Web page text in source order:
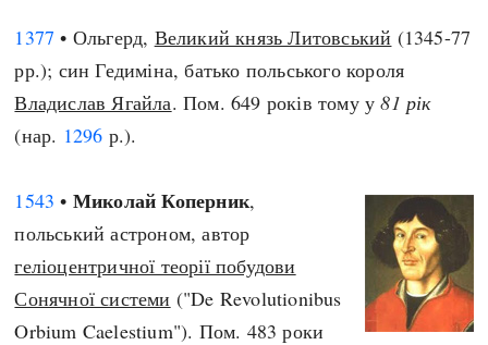
1377 • Ольгерд, Великий князь Литовський (1345-77
рр.); син Гедиміна, батько польського короля
Владислав Ягайла. Пом. 649 років тому у81 рік
(нар. 1296 р.).
1543 • Миколай Коперник,
польський астроном, автор
геліоцентричної теорії побудови
Сонячної системи ("De Revolutionibus
Orbium Caelestium"). Пом. 483 роки